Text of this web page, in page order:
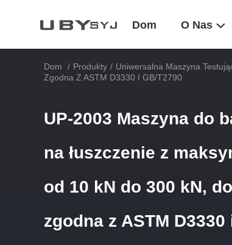
Dom O Nas
Dom / Produkty / Uniwersalna Maszyna
Zgodna Z ASTM D3330 I GB/T2790
UP-2003 Maszyna do
na łuszczenie z
od 10 kN do 300 kN,
zgodna z ASTM D3330